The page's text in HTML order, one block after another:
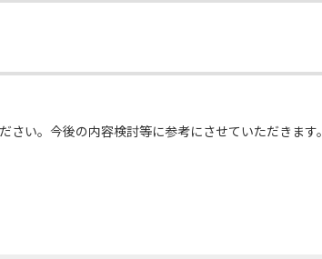
さい。今後の内容検討等に参考にさせていただきます。